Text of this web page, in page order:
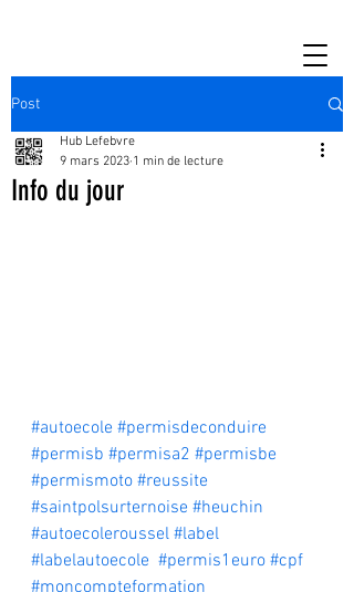
Post
Info du jour
Hub Lefebvre
9 mars 2023 1 min de lecture
#autoecole #permisdeconduire
#permisb #permisa2 #permisbe
#permismoto #reussite
#saintpolsurternoise #heuchin
#autoecoleroussel #label
#labelautoecole #permis1euro #cpf